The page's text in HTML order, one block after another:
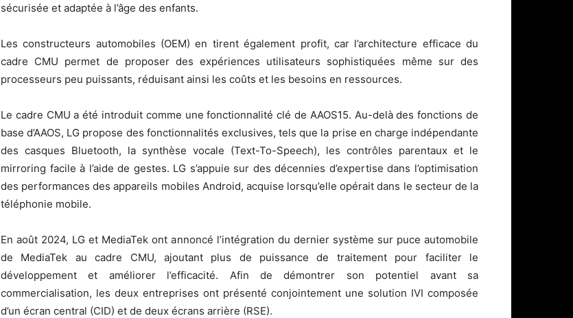
sécurisée et adaptée à l’âge des enfants.
Les constructeurs automobiles (OEM) en tirent également profit, car l’architecture efficace du
cadre CMU permet de proposer des expériences utilisateurs sophistiquées même sur des
processeurs peu puissants, réduisant ainsi les coûts et les besoins en ressources.
Le cadre CMU a été introduit comme une fonctionnalité clé de AAOS15. Au-delà des fonctions de
base d’AAOS, LG propose des fonctionnalités exclusives, tels que la prise en charge indépendante
des casques Bluetooth, la synthèse vocale (Text-To-Speech), les contrôles parentaux et le
mirroring facile à l’aide de gestes. LG s’appuie sur des décennies d’expertise dans l’optimisation
des performances des appareils mobiles Android, acquise lorsqu’elle opérait dans le secteur de la
téléphonie mobile.
En août 2024, LG et MediaTek ont annoncé l’intégration du dernier système sur puce automobile
de MediaTek au cadre CMU, ajoutant plus de puissance de traitement pour faciliter le
développement et améliorer l’efficacité. Afin de démontrer son potentiel avant sa
commercialisation, les deux entreprises ont présenté conjointement une solution IVI composée
d’un écran central (CID) et de deux écrans arrière (RSE).